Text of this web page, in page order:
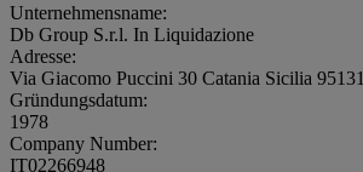
Unternehmensname:
Db Group S.r.l. In Liquidazione
Adresse:
Via Giacomo Puccini 30 Catania Sicilia 95131
Gründungsdatum:
1978
Company Number:
IT02266948